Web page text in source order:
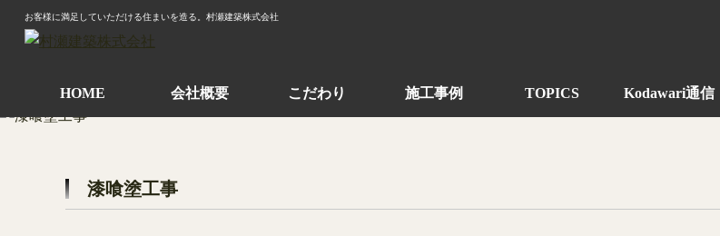
お客様に満足していただける住まいを造る。村瀬建築株式会社
HOME 会社概要 こだわり 施工事例 TOPICS Kodawari通信
漆喰塗工事